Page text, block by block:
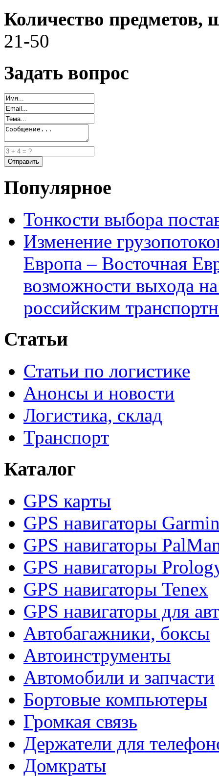
Количество предметов,
21-50
Задать вопрос
Популярное
Тонкости выбора
Изменение
Европа – Восточная
возможности выхода
российским
Статьи
Статьи по логистике
Анонсы и новости
Логистика, склад
Транспорт
Каталог
GPS карты
GPS навигаторы
GPS навигаторы
GPS навигаторы
GPS навигаторы Tenex
GPS навигаторы для
Автобагажники, боксы
Автоинструменты
Автомобили и запчасти
Бортовые компьютеры
Громкая связь
Держатели для
Домкраты